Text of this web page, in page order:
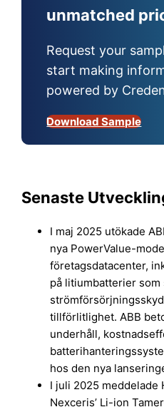
unmatched
Request your
start making
powered by
Download Sample
Senaste
I maj 2025 utökade
nya PowerValue-
företagsdatacenter,
på litiumbatterier som
tillförlitlighet. ABB
underhåll,
hos den nya
I juli 2025 meddelade
Nexceris’ Li-ion